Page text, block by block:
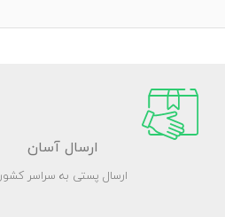
ارسال آسان
ارسال پستی به سراسر کشور